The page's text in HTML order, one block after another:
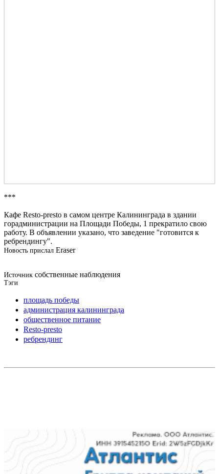
***
Кафе Resto-presto в самом центре Калининграда в здании
горадминистрации на Площади Победы, 1 прекратило свою
работу. В объявлении указано, что заведение "готовится к
ребрендингу".
Новость прислал Eraser
Источник собственные наблюдения
Тэги
площадь победы
администрация калининграда
общественное питание
Resto-presto
ребрендинг